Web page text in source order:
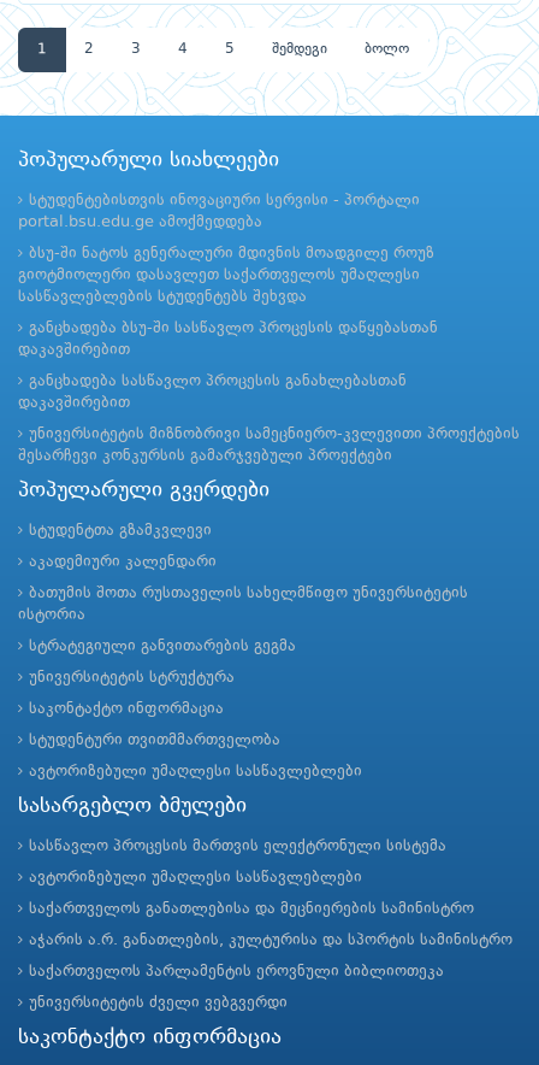
1 2 3 4 5 შემდეგი ბოლო
პოპულარული სიახლეები
სტუდენტებისთვის ინოვაციური სერვისი - პორტალი
portal.bsu.edu.ge ამოქმედდება
ბსუ-ში ნატოს გენერალური მდივნის მოადგილე როუზ
გიოტმიოლერი დასავლეთ საქართველოს უმაღლესი
სასწავლებლების სტუდენტებს შეხვდა
განცხადება ბსუ-ში სასწავლო პროცესის დაწყებასთან
დაკავშირებით
განცხადება სასწავლო პროცესის განახლებასთან
დაკავშირებით
უნივერსიტეტის მიზნობრივი სამეცნიერო-კვლევითი პროექტების
შესარჩევი კონკურსის გამარჯვებული პროექტები
პოპულარული გვერდები
სტუდენტთა გზამკვლევი
აკადემიური კალენდარი
ბათუმის შოთა რუსთაველის სახელმწიფო უნივერსიტეტის
ისტორია
სტრატეგიული განვითარების გეგმა
უნივერსიტეტის სტრუქტურა
საკონტაქტო ინფორმაცია
სტუდენტური თვითმმართველობა
ავტორიზებული უმაღლესი სასწავლებლები
სასარგებლო ბმულები
სასწავლო პროცესის მართვის ელექტრონული სისტემა
ავტორიზებული უმაღლესი სასწავლებლები
საქართველოს განათლებისა და მეცნიერების სამინისტრო
აჭარის ა.რ. განათლების, კულტურისა და სპორტის სამინისტრო
საქართველოს პარლამენტის ეროვნული ბიბლიოთეკა
უნივერსიტეტის ძველი ვებგვერდი
საკონტაქტო ინფორმაცია